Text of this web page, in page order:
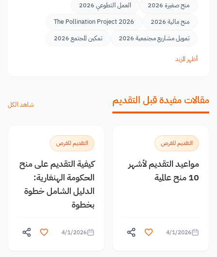
منح صغيرة 2026
العمل التطوعي 2026
منح مالية 2026
The Pollination Project 2026
تمويل مشاريع مجتمعية 2026
تمكين المجتمع 2026
أظهر المزيد
مقالات مفيدة قبل التقديم شاهد الكل
التقديم للفرص
مواعيد التقديم لأشهر
10 منح عالمية
4/1/2026
التقديم للفرص
كيفية التقديم على منح
الحكومة الهنغارية:
الدليل الشامل خطوة
بخطوة
4/1/2026